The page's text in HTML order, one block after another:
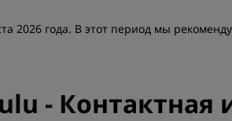
2026 года. В этот период мы
-